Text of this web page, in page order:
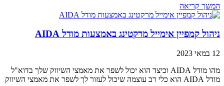
המשך קריאה
ניהול קמפיין אימייל מרקטינג באמצעות מודל AIDA
12 במאי 2023
מהו מודל AIDA וכיצד הוא יכול לשפר את מאמצי השיווק שלך בדוא"ל
מודל AIDA הוא כלי רב עוצמה שיכול לעזור לך לשפר את מאמצי השיווק